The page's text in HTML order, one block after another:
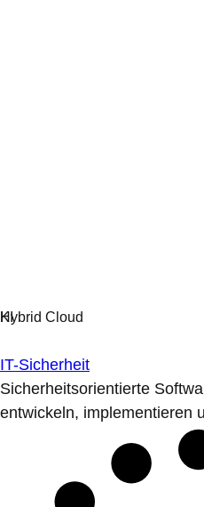
IT-Sicherheit
Sicherheitsorientierte
entwickeln, implementieren